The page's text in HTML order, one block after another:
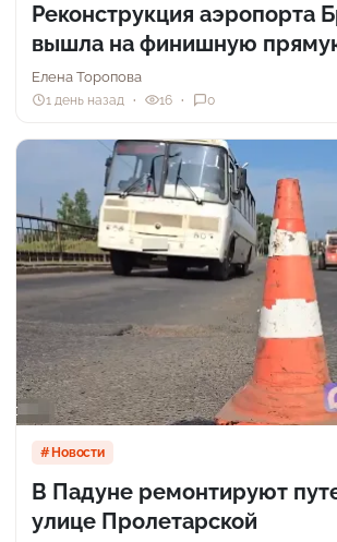
Реконструкция аэропорта
вышла на финишную
Елена Торопова
1 день назад 16 0
Новости
В Падуне ремонтируют
улице Пролетарской